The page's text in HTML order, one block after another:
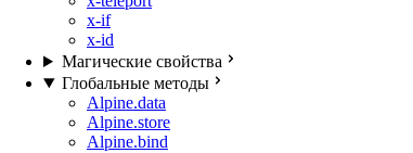
x-if
x-id
Магические свойства
Глобальные методы
Alpine.data
Alpine.store
Alpine.bind